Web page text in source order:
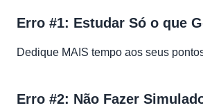
Erro #1: Estudar Só o que
Dedique MAIS tempo aos seus
Erro #2: Não Fazer